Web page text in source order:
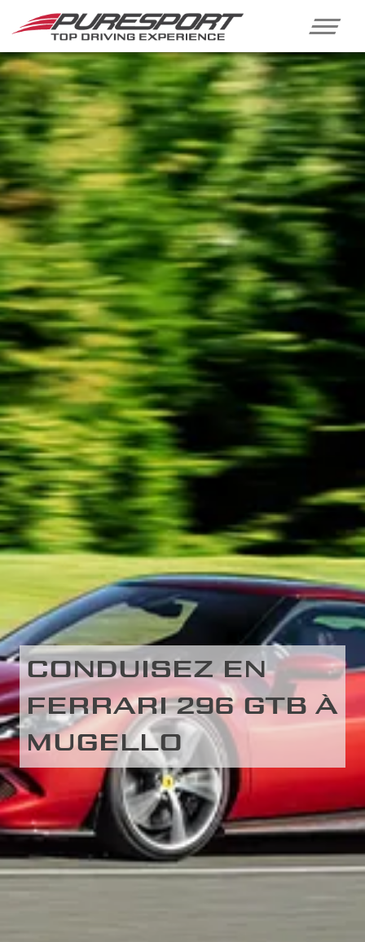
CONDUISEZ EN
FERRARI 296 GTB À
MUGELLO